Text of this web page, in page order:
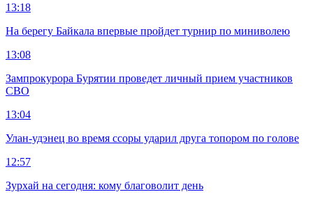
13:18
На берегу Байкала впервые пройдет турнир по миниволею
13:08
Зампрокурора Бурятии проведет личный прием участников
СВО
13:04
Улан-удэнец во время ссоры ударил друга топором по голове
12:57
Зурхай на сегодня: кому благоволит день